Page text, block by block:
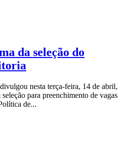
da seleção do
nesta terça-feira, 14 de abril,
para preenchimento de vagas
de...